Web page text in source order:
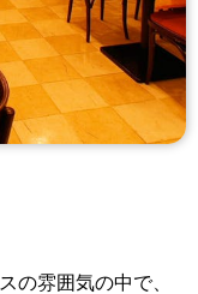
の雰囲気の中で、